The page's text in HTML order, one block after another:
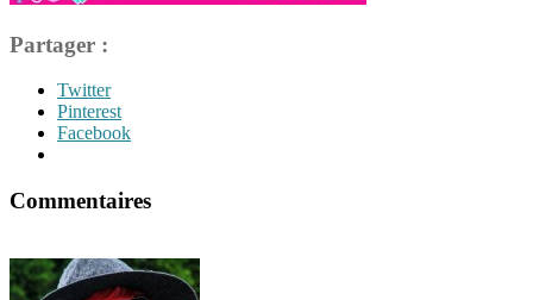
Partager :
Twitter
Pinterest
Facebook
Commentaires